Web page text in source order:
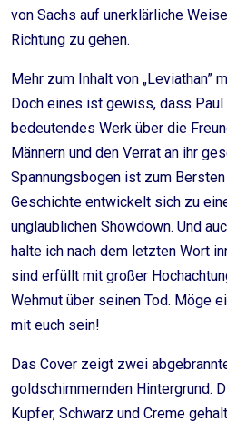
von Sachs auf unerklärliche
Richtung zu gehen.
Mehr zum Inhalt von „Leviathan”
Doch eines ist gewiss, dass Paul
bedeutendes Werk über die
Männern und den Verrat an ihr
Spannungsbogen ist zum
Geschichte entwickelt sich zu
unglaublichen Showdown. Und
halte ich nach dem letzten Wort
sind erfüllt mit großer
Wehmut über seinen Tod. Möge
mit euch sein!
Das Cover zeigt zwei
goldschimmernden Hintergrund.
Kupfer, Schwarz und Creme